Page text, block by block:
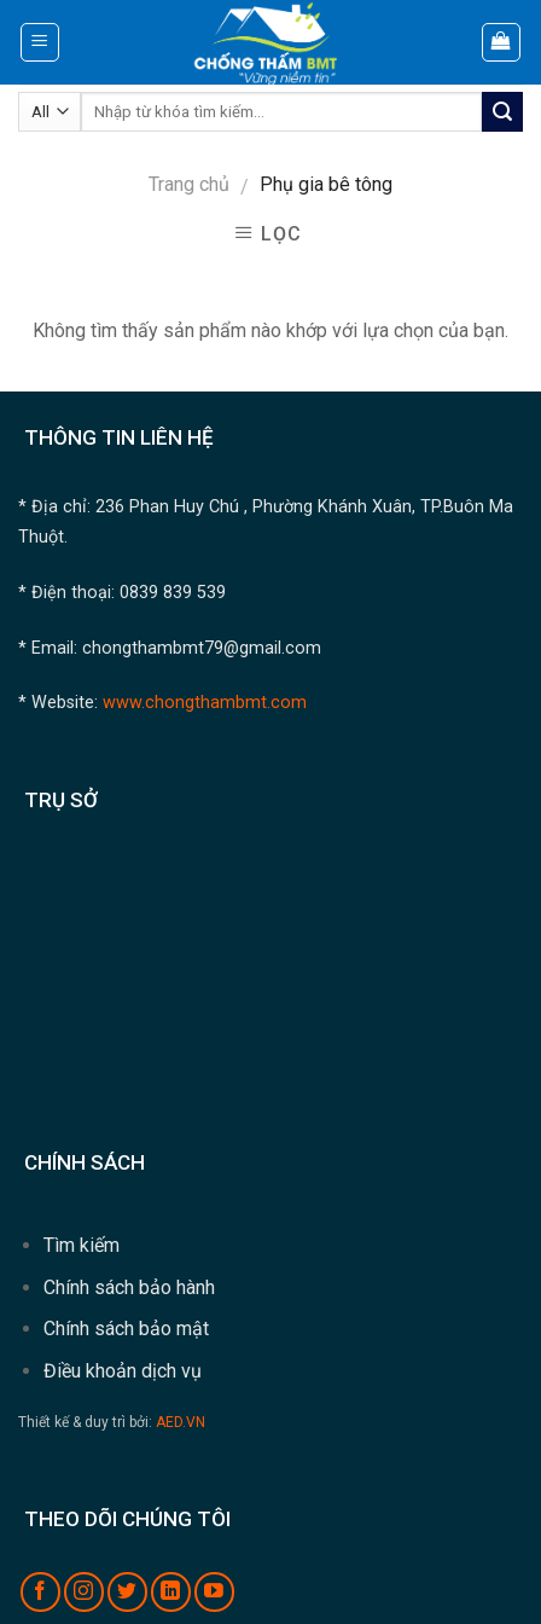
Trang chủ / Phụ gia bê tông
LỌC
Không tìm thấy sản phẩm nào khớp với lựa chọn của bạn.
THÔNG TIN LIÊN HỆ
* Địa chỉ: 236 Phan Huy Chú , Phường Khánh Xuân, TP.Buôn Ma
Thuột.
* Điện thoại: 0839 839 539
* Email: chongthambmt79@gmail.com
* Website: www.chongthambmt.com
TRỤ SỞ
CHÍNH SÁCH
Tìm kiếm
Chính sách bảo hành
Chính sách bảo mật
Điều khoản dịch vụ
Thiết kế & duy trì bởi: AED.VN
THEO DÕI CHÚNG TÔI